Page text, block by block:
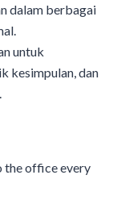
dalam berbagai
untuk
kesimpulan, dan
the office every